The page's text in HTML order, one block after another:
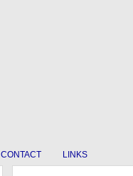
CONTACT LINKS